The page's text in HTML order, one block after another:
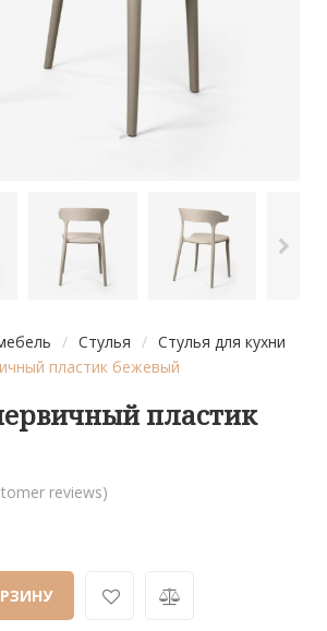
/ Стулья / Стулья для кухни
пластик бежевый
пластик
reviews)